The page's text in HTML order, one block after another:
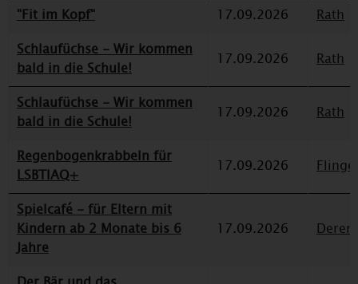
"Fit im Kopf" 17.09.2026
Rath
Schlaufüchse - Wir kommen
bald in die Schule!
17.09.2026 Rath
Schlaufüchse - Wir kommen
bald in die Schule!
17.09.2026 Rath
Regenbogenkrabbeln für
LSBTIAQ+
17.09.2026
Spielcafé - für Eltern mit
Kindern ab 2 Monate bis 6
Jahre
17.09.2026